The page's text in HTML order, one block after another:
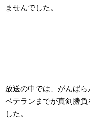
ませんでした。
放送の中では、がんば
ベテランまでが真剣勝
した。